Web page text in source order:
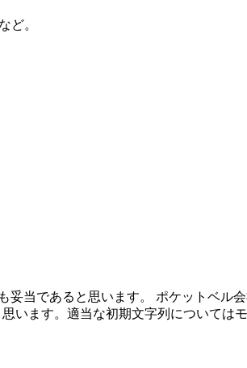
ど。
当であると思います。 ポケットベル
ます。適当な初期文字列については